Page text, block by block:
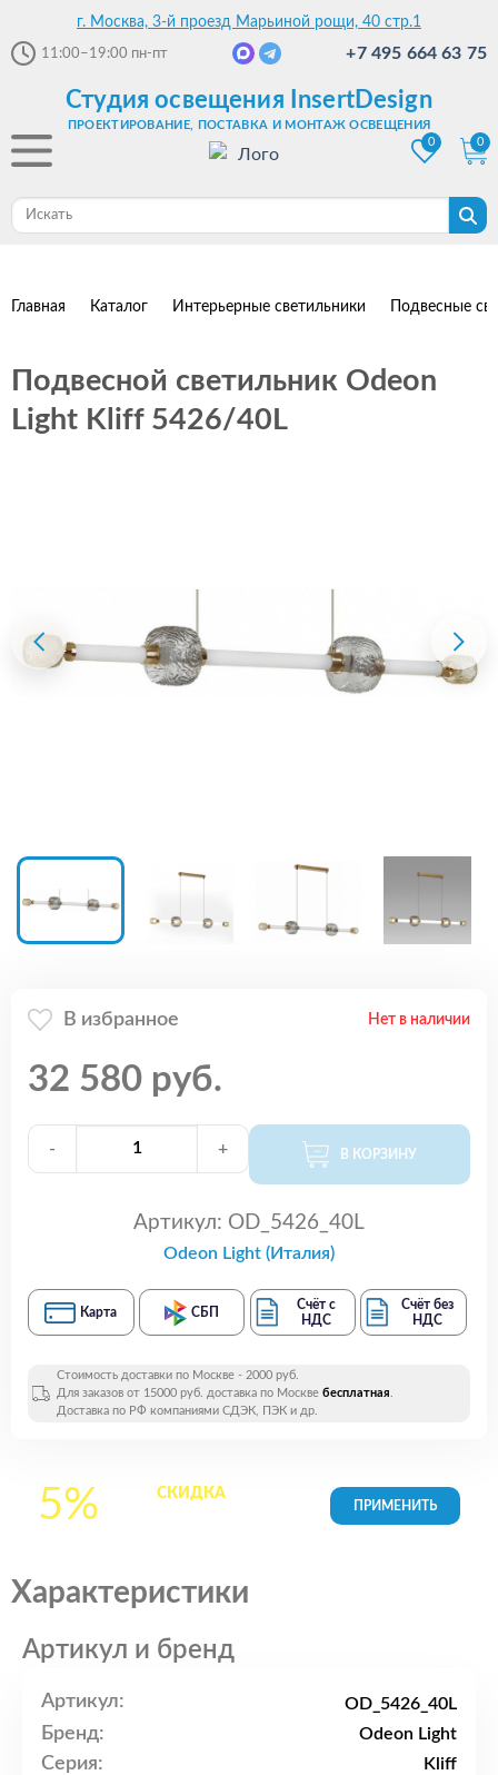
г. Москва, 3-й проезд Марьиной рощи, 40 стр.1
11:00–19:00 пн-пт +7 495 664 63 75
Студия освещения InsertDesign
ПРОЕКТИРОВАНИЕ, ПОСТАВКА И МОНТАЖ ОСВЕЩЕНИЯ
0
0
Главная Каталог Интерьерные светильники Подвесные
Подвесной светильник Odeon
Light Kliff 5426/40L
В избранное Нет в наличии
32 580 руб.
- + В КОРЗИНУ
Артикул: OD_5426_40L
Odeon Light (Италия)
Карта СБП
Счёт с
НДС
Счёт без
НДС
Стоимость доставки по Москве - 2000 руб.
Для заказов от 15000 руб. доставка по Москве бесплатная.
Доставка по РФ компаниями СДЭК, ПЭК и др.
5% СКИДКАна все
Характеристики
Артикул и бренд
Артикул: OD_5426_40L
Бренд: Odeon Light
Серия: Kliff